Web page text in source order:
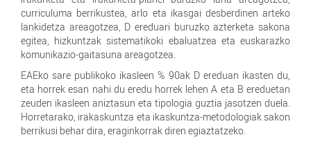
curriculuma berrikustea, arlo eta ikasgai desberdinen arteko
lankidetza areagotzea, D ereduari buruzko azterketa sakona
egitea, hizkuntzak sistematikoki ebaluatzea eta euskarazko
komunikazio-gaitasuna areagotzea.
EAEko sare publikoko ikasleen % 90ak D ereduan ikasten du,
eta horrek esan nahi du eredu horrek lehen A eta B ereduetan
zeuden ikasleen aniztasun eta tipologia guztia jasotzen duela.
Horretarako, irakaskuntza eta ikaskuntza-metodologiak sakon
berrikusi behar dira, eraginkorrak diren egiaztatzeko.